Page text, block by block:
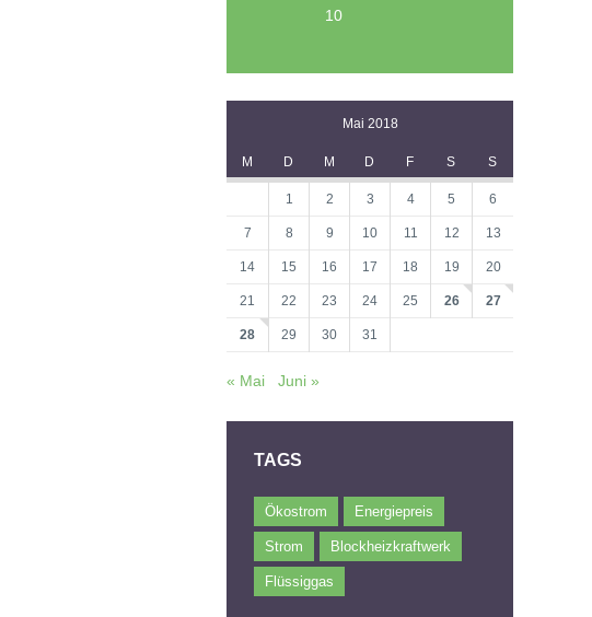
10
Mai 2018
M D M D F S S
1 2 3 4 5 6
7 8 9 10 11 12 13
14 15 16 17 18 19 20
21 22 23 24 25 26 27
28 29 30 31
« Mai Juni »
TAGS
Ökostrom Energiepreis
Strom Blockheizkraftwerk
Flüssiggas